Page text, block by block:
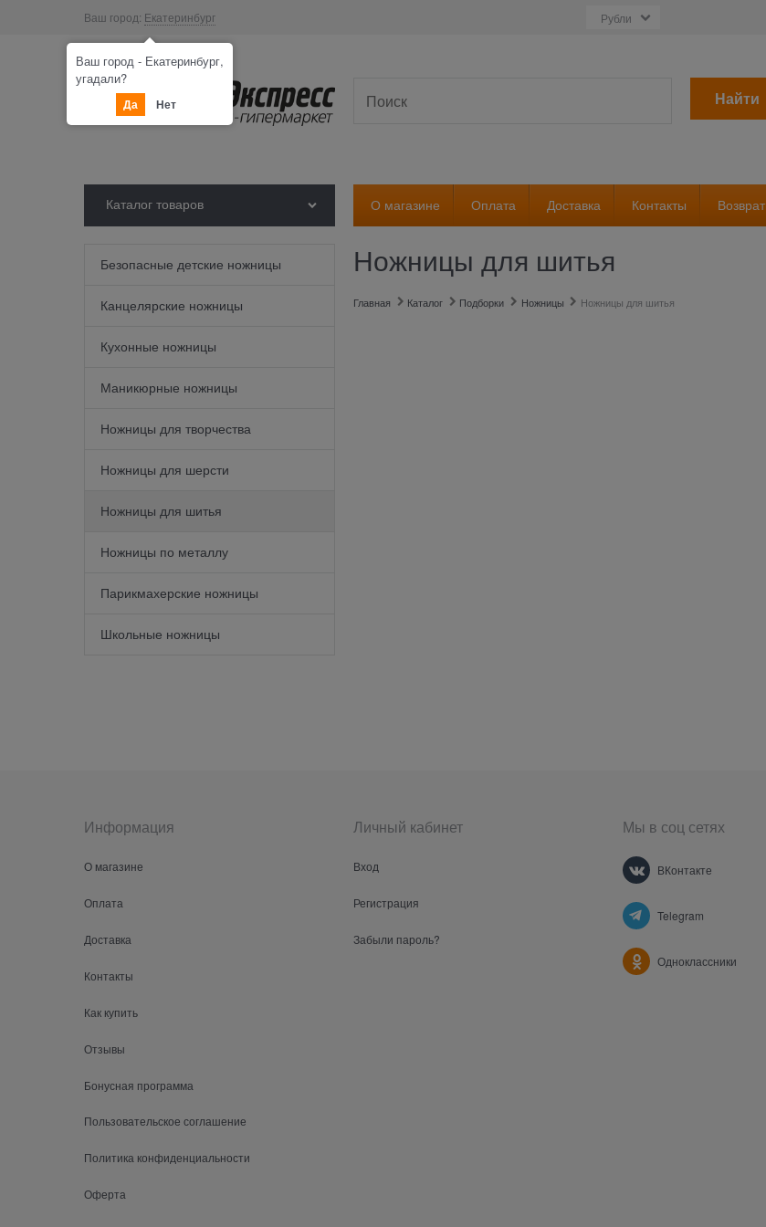
Ваш город: Екатеринбург
Найти
Каталог товаров О магазине Оплата Доставка Контакты Возврат
Безопасные детские ножницы
Канцелярские ножницы
Кухонные ножницы
Маникюрные ножницы
Ножницы для творчества
Ножницы для шерсти
Ножницы для шитья
Ножницы по металлу
Парикмахерские ножницы
Школьные ножницы
Ножницы для шитья
Главная Каталог Подборки Ножницы Ножницы для шитья
Информация
О магазине
Оплата
Доставка
Контакты
Как купить
Отзывы
Бонусная программа
Пользовательское соглашение
Политика конфиденциальности
Оферта
Личный кабинет
Вход
Регистрация
Забыли пароль?
Мы в соц сетях
ВКонтакте
Telegram
Одноклассники
Ваш город - Екатеринбург,
угадали?
Да Нет